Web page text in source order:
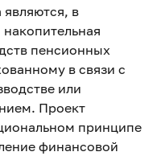
в
пенсионных
в связи с
или
Проект
принципе
финансовой